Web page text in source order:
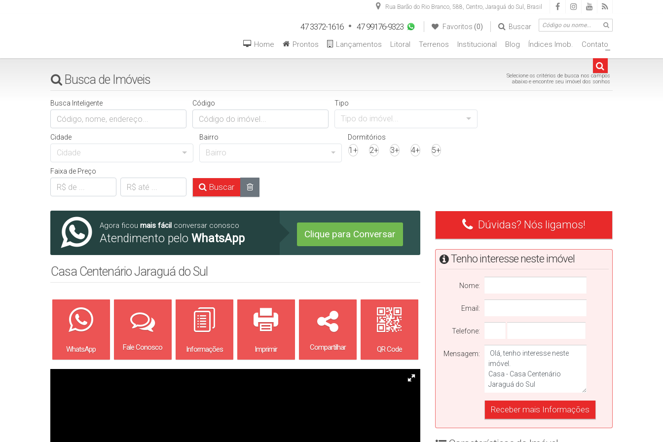
Rua Barão do Rio Branco, 588, Centro, Jaraguá do Sul , Brasil
Buscar
Favoritos (0)
47 3372-1616 47 99176-9323
+
Contato
Índices Imob.
Blog
Institucional
Terrenos
Litoral
Lançamentos
Prontos
Home
Busca de Imóveis
Selecione os critérios de busca nos campos
abaixo e encontre seu imóvel dos sonhos
Busca Inteligente Código Tipo
Tipo do imóvel...
Cidade
Cidade
Bairro
Bairro
Dormitórios
1+ 2+ 3+ 4+ 5+
Faixa de Preço
Buscar
Agora ficou mais fácil conversar conosco
Atendimento pelo WhatsApp Clique para Conversar
Casa Centenário Jaraguá do Sul
WhatsApp Fale Conosco Informações Imprimir Compartilhar QR Code
Dúvidas? Nós ligamos!
Tenho interesse neste imóvel
Nome:
Email:
Telefone:
Mensagem: